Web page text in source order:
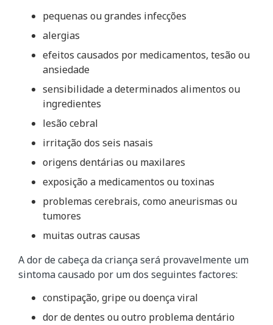
pequenas ou grandes infecções
alergias
efeitos causados por medicamentos, tesão ou
ansiedade
sensibilidade a determinados alimentos ou
ingredientes
lesão cebral
irritação dos seis nasais
origens dentárias ou maxilares
exposição a medicamentos ou toxinas
problemas cerebrais, como aneurismas ou
tumores
muitas outras causas
A dor de cabeça da criança será provavelmente um
sintoma causado por um dos seguintes factores:
constipação, gripe ou doença viral
dor de dentes ou outro problema dentário